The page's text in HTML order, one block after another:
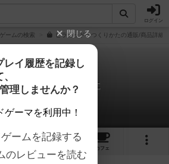
ログイン
ームの検索 ピラミッドのつくりかたの通販/商品詳細
ッドのつくりかた
1件の動画
1
カフェ
閉じる
イ履歴を記録し
理しませんか？
ゲーマを利用中！
ームを記録する
のレビューを読む